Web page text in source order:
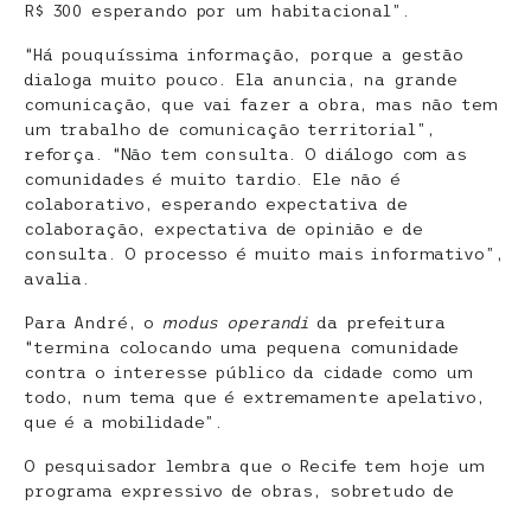
R$ 300 esperando por um habitacional”.
“Há pouquíssima informação, porque a gestão
dialoga muito pouco. Ela anuncia, na grande
comunicação, que vai fazer a obra, mas não tem
um trabalho de comunicação territorial”,
reforça. “Não tem consulta. O diálogo com as
comunidades é muito tardio. Ele não é
colaborativo, esperando expectativa de
colaboração, expectativa de opinião e de
consulta. O processo é muito mais informativo”,
avalia.
Para André, o modus operandi da prefeitura
“termina colocando uma pequena comunidade
contra o interesse público da cidade como um
todo, num tema que é extremamente apelativo,
que é a mobilidade”.
O pesquisador lembra que o Recife tem hoje um
programa expressivo de obras, sobretudo de